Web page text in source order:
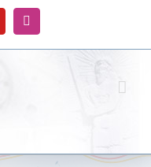
Instagram